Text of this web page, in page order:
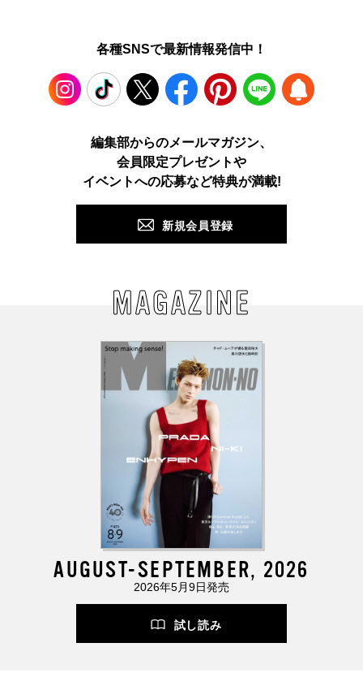
各種SNSで最新情報発信中！
TikTok Facebook Pinterest LINE
編集部からのメールマガジン、
会員限定プレゼントや
イベントへの応募など特典が満載!
新規会員登録
MAGAZINE
AUGUST-SEPTEMBER, 2026
2026年5月9日発売
試し読み